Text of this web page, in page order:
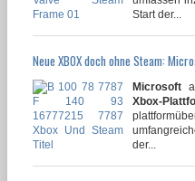
Start der...
Neue XBOX doch ohne Steam:
Microsoft
Xbox-
der...